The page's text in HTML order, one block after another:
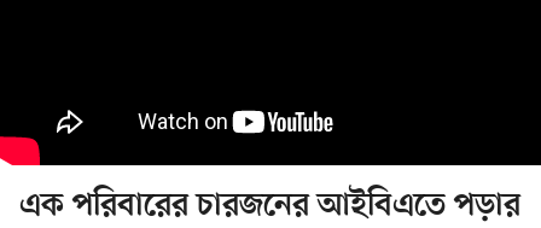
এক পরিবারের চারজনের আইবিএতে পড়ার